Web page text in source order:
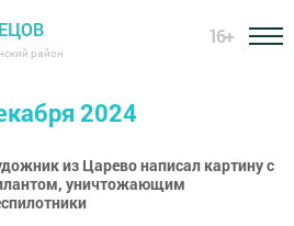
район
16+
2024
из Царево написал картину с
уничтожающим